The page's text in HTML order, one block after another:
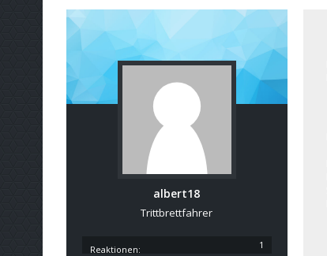
albert18
Trittbrettfahrer
Reaktionen 1